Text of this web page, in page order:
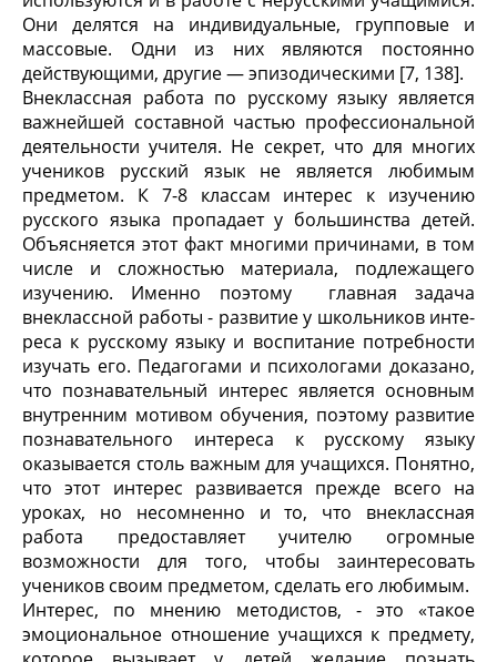
Они делятся на индивидуальные, групповые и
массовые. Одни из них являются постоянно
действующими, другие — эпизоди­ческими [7, 138].
Внеклассная работа по русскому языку является
важнейшей составной частью профессиональной
деятельности учителя. Не секрет, что для многих
учеников русский язык не является любимым
предметом. К 7-8 классам интерес к изучению
русского языка пропадает у большинства детей.
Объясняется этот факт многими причинами, в том
числе и сложностью материа­ла, подлежащего
изучению. Именно поэтому глав­ная задача
внеклассной работы - развитие у школьников инте­
реса к русскому языку и воспитание потребности
изучать его. Педагогами и психологами доказано,
что познавательный ин­терес является основным
внутренним мотивом обучения, по­этому развитие
познавательного интереса к русскому языку
оказывается столь важным для учащихся. Понятно,
что этот интерес развивается прежде всего на
уроках, но несомненно и то, что внеклассная
работа предоставляет учителю огромные
возможности для того, чтобы заинтересовать
учеников своим предметом, сделать его любимым.
Интерес, по мнению методистов, - это «такое
эмоциональное отношение учащихся к предмету,